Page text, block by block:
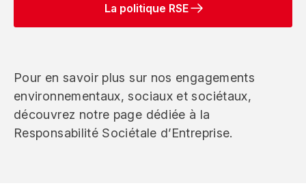
La politique RSE
Pour en savoir plus sur nos engagements
environnementaux, sociaux et sociétaux,
découvrez notre page dédiée à la
Responsabilité Sociétale d’Entreprise.